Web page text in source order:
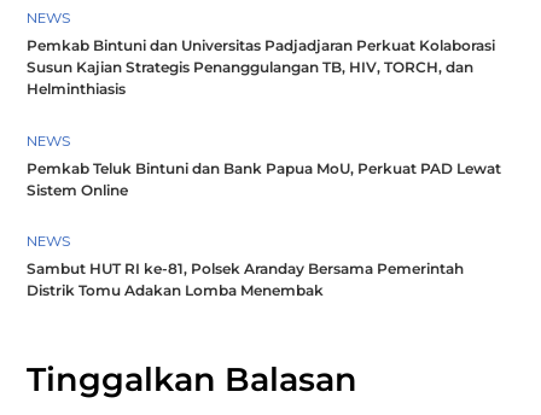
NEWS
Pemkab Bintuni dan Universitas Padjadjaran Perkuat Kolaborasi
Susun Kajian Strategis Penanggulangan TB, HIV, TORCH, dan
Helminthiasis
NEWS
Pemkab Teluk Bintuni dan Bank Papua MoU, Perkuat PAD Lewat
Sistem Online
NEWS
Sambut HUT RI ke-81, Polsek Aranday Bersama Pemerintah
Distrik Tomu Adakan Lomba Menembak
Tinggalkan Balasan